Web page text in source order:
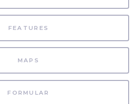
FEATURES
MAPS
FORMULAR